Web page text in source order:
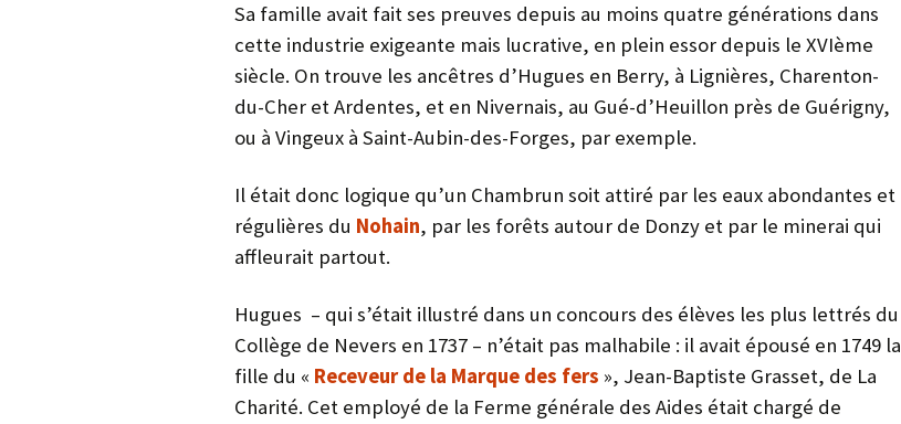
Sa famille avait fait ses preuves depuis au moins quatre générations dans
cette industrie exigeante mais lucrative, en plein essor depuis le XVIème
siècle. On trouve les ancêtres d’Hugues en Berry, à Lignières, Charenton-
du-Cher et Ardentes, et en Nivernais, au Gué-d’Heuillon près de Guérigny,
ou à Vingeux à Saint-Aubin-des-Forges, par exemple.
Il était donc logique qu’un Chambrun soit attiré par les eaux abondantes et
régulières du Nohain, par les forêts autour de Donzy et par le minerai qui
affleurait partout.
Hugues – qui s’était illustré dans un concours des élèves les plus lettrés du
Collège de Nevers en 1737 – n’était pas malhabile : il avait épousé en 1749 la
fille du « Receveur de la Marque des fers », Jean-Baptiste Grasset, de La
Charité. Cet employé de la Ferme générale des Aides était chargé de